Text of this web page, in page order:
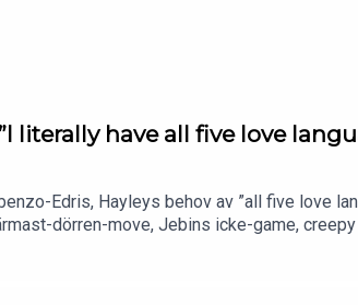
literally have all five love
Edris, Hayleys behov av ”all five love
dörren-move, Jebins icke-game,